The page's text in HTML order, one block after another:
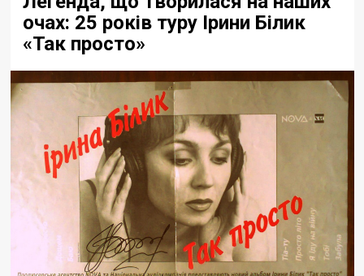
очах: 25 років туру Ірини Білик
«Так просто»